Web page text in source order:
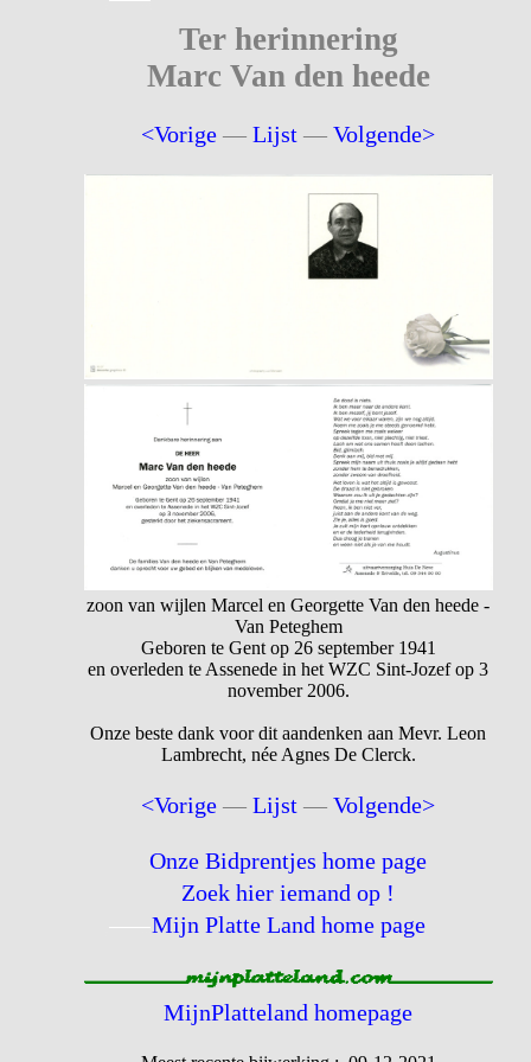
Ter herinnering
Marc Van den heede
<Vorige —Lijst —Volgende>
zoon van wijlen Marcel en Georgette Van den heede -
Van Peteghem
Geboren te Gent op 26 september 1941
en overleden te Assenede in het WZC Sint-Jozef op 3
november 2006.
Onze beste dank voor dit aandenken aan Mevr. Leon
Lambrecht, née Agnes De Clerck.
<Vorige —Lijst —Volgende>
Onze Bidprentjes home page
Zoek hier iemand op !
Mijn Platte Land home page
MijnPlatteland homepage